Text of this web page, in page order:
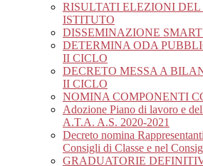
RISULTATI ELEZIONI
ISTITUTO
DISSEMINAZIONE
DETERMINA ODA
II CICLO
DECRETO MESSA A
II CICLO
NOMINA COMPONENTI
Adozione Piano di lavoro e
A.T.A. A.S. 2020-2021
Decreto nomina
Consigli di Classe e nel
GRADUATORIE